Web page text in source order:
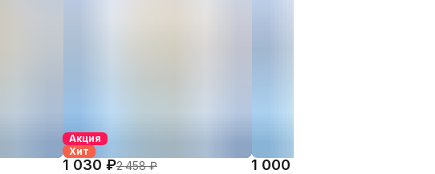
Акция
Хит
1 030 ₽2 458 ₽
1 000 ₽